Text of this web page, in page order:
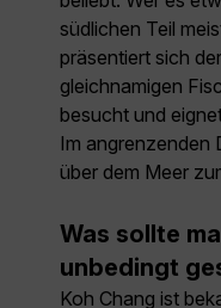
südlichen Teil
präsentiert sich
gleichnamigen
besucht und
Im angrenzenden
über dem Meer
Was sollte
unbedingt
Koh Chang ist